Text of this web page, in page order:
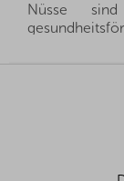
Nüsse
Wir
und des